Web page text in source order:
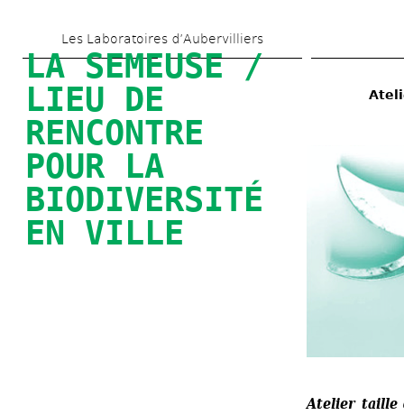
to
main
content
Les Laboratoires d’Aubervilliers
LA SEMEUSE /
LIEU DE
RENCONTRE
POUR LA
BIODIVERSITÉ
EN VILLE
Atelier taille